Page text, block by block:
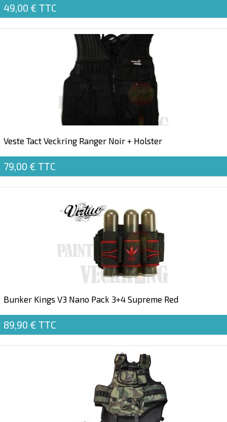
49,00 € TTC
Veste Tact Veckring Ranger Noir + Holster
79,00 € TTC
Bunker Kings V3 Nano Pack 3+4 Supreme Red
89,90 € TTC